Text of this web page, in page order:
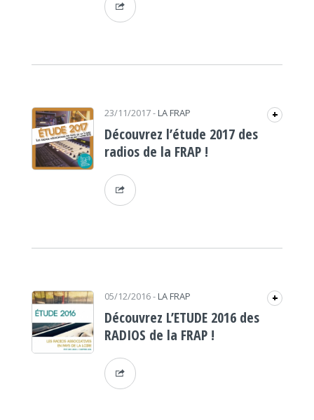
23/11/2017- LA FRAP +
Découvrez l’étude 2017 des
radios de la FRAP !
05/12/2016- LA FRAP +
Découvrez L’ETUDE 2016 des
RADIOS de la FRAP !